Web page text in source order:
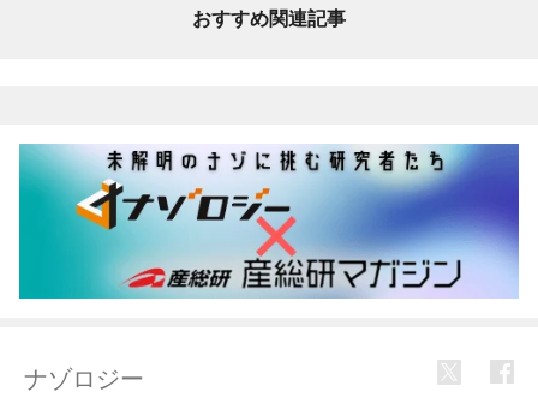
おすすめ関連記事
ナゾロジー